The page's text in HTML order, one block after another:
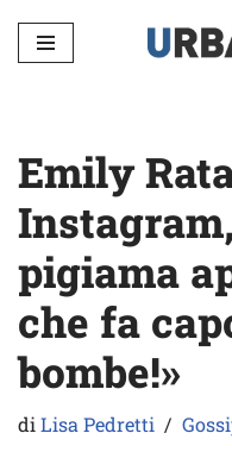
Vai
Emily
pigiama
che fa
bombe!»
diLisa Pedretti